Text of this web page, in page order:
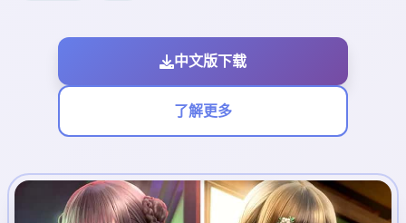
中文版下载
了解更多